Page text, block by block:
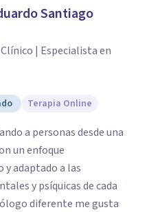
Santiago
| Especialista en
Terapia Online
a personas desde una
un enfoque
adaptado a las
y psíquicas de cada
diferente me gusta